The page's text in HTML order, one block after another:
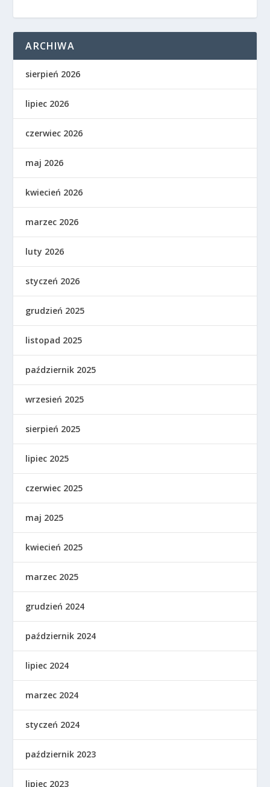
ARCHIWA
sierpień 2026
lipiec 2026
czerwiec 2026
maj 2026
kwiecień 2026
marzec 2026
luty 2026
styczeń 2026
grudzień 2025
listopad 2025
październik 2025
wrzesień 2025
sierpień 2025
lipiec 2025
czerwiec 2025
maj 2025
kwiecień 2025
marzec 2025
grudzień 2024
październik 2024
lipiec 2024
marzec 2024
styczeń 2024
październik 2023
lipiec 2023